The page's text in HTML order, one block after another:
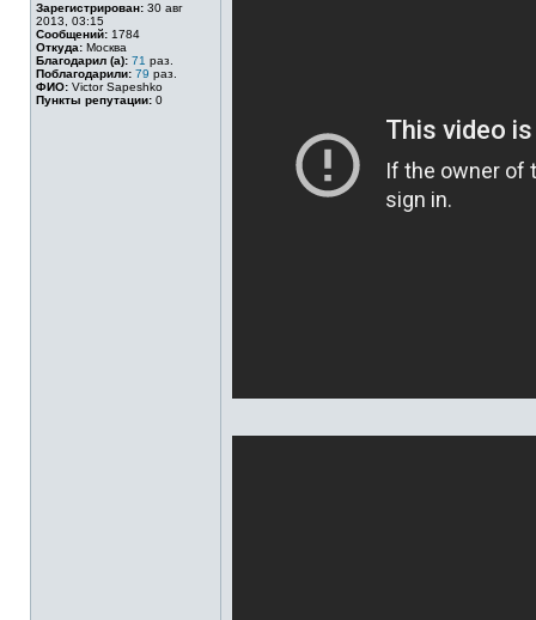
Зарегистрирован: 30 авг
2013, 03:15
Сообщений: 1784
Откуда: Москва
Благодарил (а): 71 раз.
Поблагодарили: 79 раз.
ФИО: Victor Sapeshko
Пункты репутации: 0